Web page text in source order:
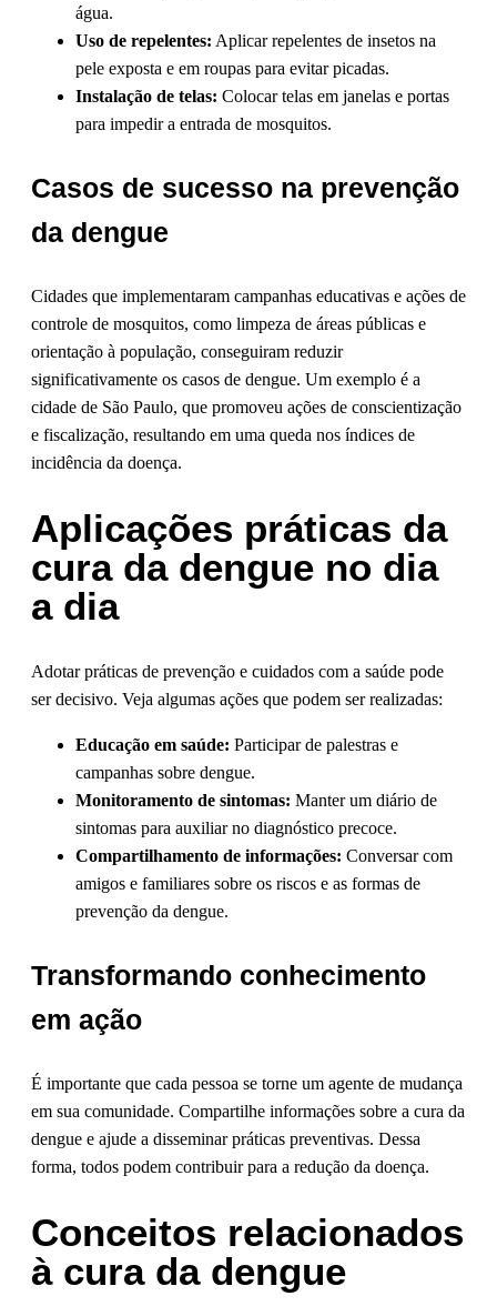
água.
Uso de repelentes: Aplicar repelentes de insetos na
pele exposta e em roupas para evitar picadas.
Instalação de telas: Colocar telas em janelas e portas
para impedir a entrada de mosquitos.
Casos de sucesso na prevenção
da dengue
Cidades que implementaram campanhas educativas e ações de
controle de mosquitos, como limpeza de áreas públicas e
orientação à população, conseguiram reduzir
significativamente os casos de dengue. Um exemplo é a
cidade de São Paulo, que promoveu ações de conscientização
e fiscalização, resultando em uma queda nos índices de
incidência da doença.
Aplicações práticas da
cura da dengue no dia
a dia
Adotar práticas de prevenção e cuidados com a saúde pode
ser decisivo. Veja algumas ações que podem ser realizadas:
Educação em saúde: Participar de palestras e
campanhas sobre dengue.
Monitoramento de sintomas: Manter um diário de
sintomas para auxiliar no diagnóstico precoce.
Compartilhamento de informações: Conversar com
amigos e familiares sobre os riscos e as formas de
prevenção da dengue.
Transformando conhecimento
em ação
É importante que cada pessoa se torne um agente de mudança
em sua comunidade. Compartilhe informações sobre a cura da
dengue e ajude a disseminar práticas preventivas. Dessa
forma, todos podem contribuir para a redução da doença.
Conceitos relacionados
à cura da dengue